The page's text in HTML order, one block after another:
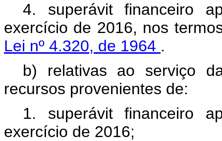
4. superávit financeiro
exercício de 2016, nos
Lei nº 4.320, de 1964 .
b) relativas ao serviço
recursos provenientes de:
1. superávit financeiro
exercício de 2016;